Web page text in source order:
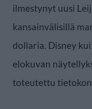
ilmestynyt uusi
kansainvälisillä
dollaria. Disney
elokuvan
toteutettu